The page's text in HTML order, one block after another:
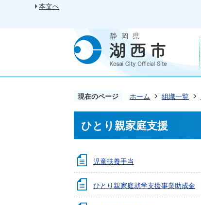
本文へ
現在のページ ホーム 組織一覧
ひとり親家庭支援
児童扶養手当
ひとり親家庭就学支援事業助成金